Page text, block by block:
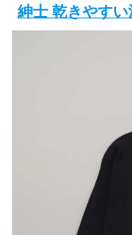
紳士 乾きやす